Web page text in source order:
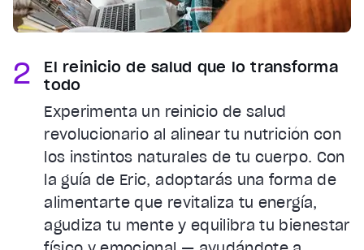
2
El reinicio de salud que lo transforma
todo
Experimenta un reinicio de salud
revolucionario al alinear tu nutrición con
los instintos naturales de tu cuerpo. Con
la guía de Eric, adoptarás una forma de
alimentarte que revitaliza tu energía,
agudiza tu mente y equilibra tu bienestar